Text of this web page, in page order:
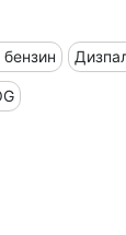
бензин